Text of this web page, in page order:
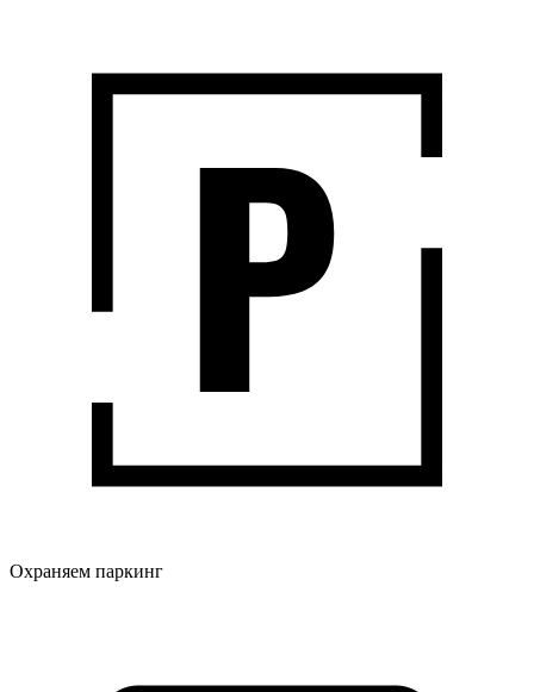
Охраняем паркинг